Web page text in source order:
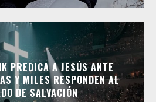
PREDICA A JESÚS ANTE
Y MILES RESPONDEN AL
DE SALVACIÓN